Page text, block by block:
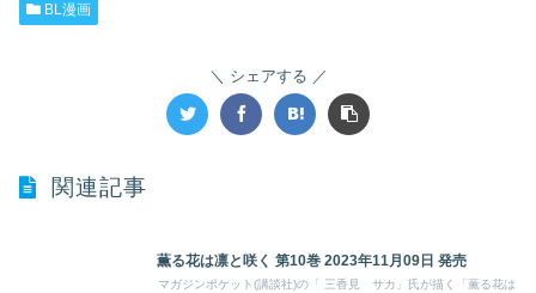
BL漫画
シェアする
関連記事
薫る花は凛と咲く 第10巻 2023年11月09日 発売
マガジンポケット(講談社)の「 三香見 サカ」氏が描く「薫る花は